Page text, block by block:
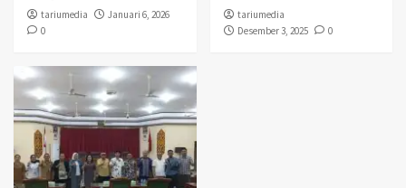
tariumedia
Januari 6, 2026
0
tariumedia
Desember 3, 2025
0